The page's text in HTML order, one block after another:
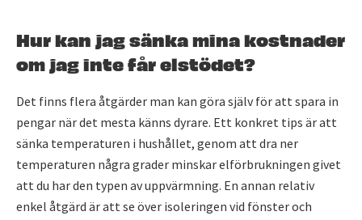
Hur kan jag sänka mina kostnader
om jag inte får elstödet?
Det finns flera åtgärder man kan göra själv för att spara in
pengar när det mesta känns dyrare. Ett konkret tips är att
sänka temperaturen i hushållet, genom att dra ner
temperaturen några grader minskar elförbrukningen givet
att du har den typen av uppvärmning. En annan relativ
enkel åtgärd är att se över isoleringen vid fönster och